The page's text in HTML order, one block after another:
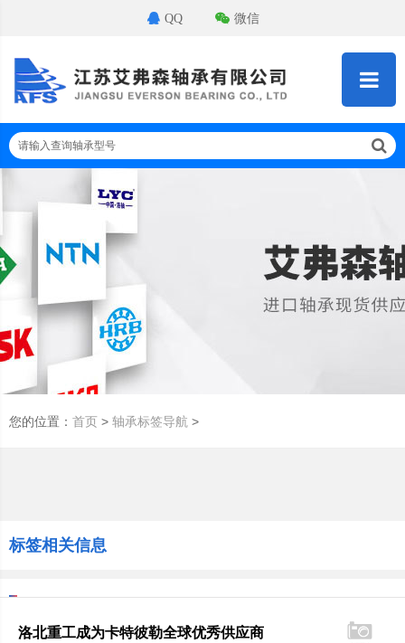
QQ 微信
请输入查询轴承型号
您的位置： 首页 > 轴承标签导航 >
标签相关信息
洛北重工成为卡特彼勒全球优秀供应商